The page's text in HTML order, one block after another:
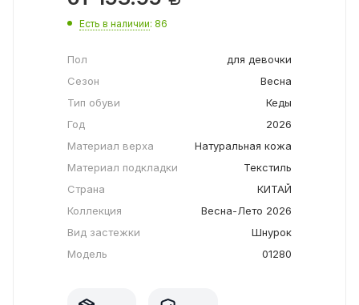
Есть в наличии: 86
Пол
для девочки
Сезон
Весна
Тип обуви
Кеды
Год
2026
Материал верха
Натуральная кожа
Материал подкладки
Текстиль
Страна
КИТАЙ
Коллекция
Весна-Лето 2026
Вид застежки
Шнурок
Модель
01280